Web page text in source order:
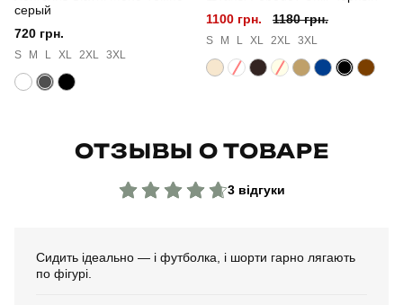
серый
720 грн.
S M L XL 2XL 3XL
1100 грн.
1180 грн.
S M L XL 2XL 3XL
ОТЗЫВЫ О ТОВАРЕ
3 відгуки
Сидить ідеально — і футболка, і шорти гарно лягають
по фігурі.